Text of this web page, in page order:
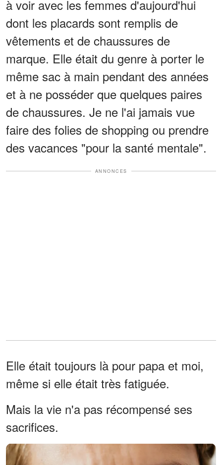
à voir avec les femmes d'aujourd'hui
dont les placards sont remplis de
vêtements et de chaussures de
marque. Elle était du genre à porter le
même sac à main pendant des années
et à ne posséder que quelques paires
de chaussures. Je ne l'ai jamais vue
faire des folies de shopping ou prendre
des vacances "pour la santé mentale".
ANNONCES
Elle était toujours là pour papa et moi,
même si elle était très fatiguée.
Mais la vie n'a pas récompensé ses
sacrifices.